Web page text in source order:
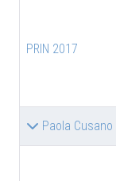
PRIN 2017
Paola Cusano